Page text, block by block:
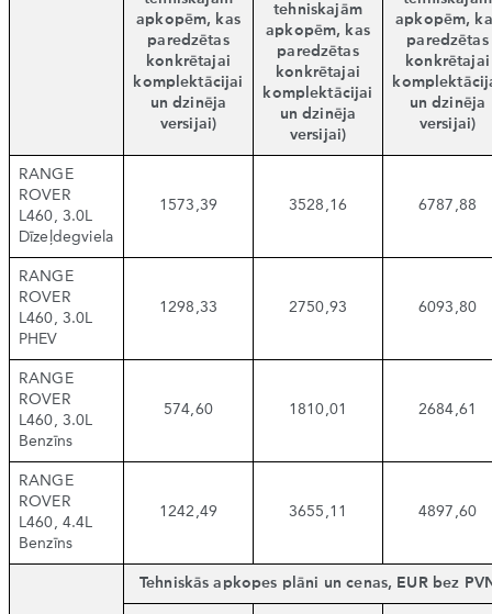
apkopēm, kas
paredzētas
konkrētajai
komplektācijai
un dzinēja
versijai)
tehniskajām
apkopēm, kas
paredzētas
konkrētajai
komplektācijai
un dzinēja
versijai)
apkopēm,
paredzētas
konkrētajai
un dzinēja
versijai)
RANGE
ROVER
L460, 3.0L
Dīzeļdegviela
1573,39 3528,16 6787,88
RANGE
ROVER
L460, 3.0L
PHEV
1298,33 2750,93 6093,80
RANGE
ROVER
L460, 3.0L
Benzīns
574,60 1810,01 2684,61
RANGE
ROVER
L460, 4.4L
Benzīns
1242,49 3655,11 4897,60
Tehniskās apkopes plāni un cenas, EUR bez